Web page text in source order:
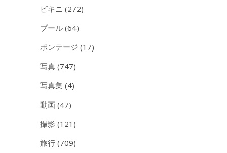
ビキニ (272)
プール (64)
ボンテージ (17)
写真 (747)
写真集 (4)
動画 (47)
撮影 (121)
旅行 (709)